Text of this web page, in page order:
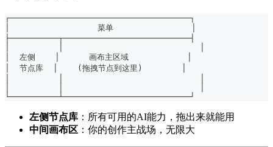
┌─────────────────────────────────────┐
│                  菜单                │
├──────────┬──────────────────────────┤
│  左侧    │      画布主区域            │
│  节点库  │    (拖拽节点到这里)        │
└──────────┴──────────────────────────┘
左侧节点库 ：所有可用的AI能力，拖出来就能用
中间画布区 ：你的创作主战场，无限大